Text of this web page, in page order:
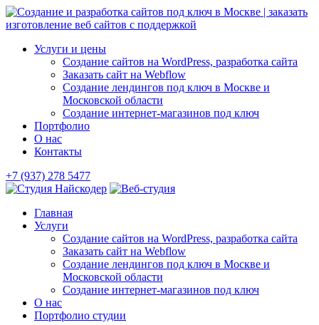
Skip
to
Услуги и цены
Создание сайтов на WordPress, разработка сайта
Заказать сайт на Webflow
Создание лендингов под ключ в Москве и
Московской области
Создание интернет-магазинов под ключ
Портфолио
О нас
Контакты
+7 (937) 278 5477
Главная
Услуги
Создание сайтов на WordPress, разработка сайта
Заказать сайт на Webflow
Создание лендингов под ключ в Москве и
Московской области
Создание интернет-магазинов под ключ
О нас
Портфолио студии